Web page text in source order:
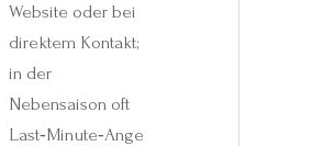
Website oder bei
direktem Kontakt;
in der
Nebensaison oft
Last‑Minute‑Ange